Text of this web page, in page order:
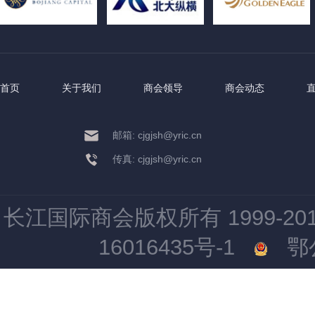
首页 关于我们 商会领导 商会动态
邮箱: cjgjsh@yric.cn
传真: cjgjsh@yric.cn
长江国际商会版权所有 1999-
16016435号-1
鄂